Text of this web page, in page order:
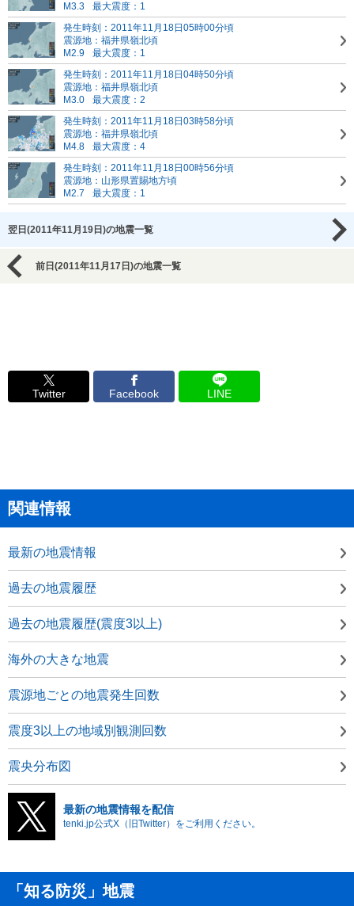
M3.3
最大震度：1
発生時刻：2011年11月18日05時00分頃
震源地：福井県嶺北頃
M2.9
最大震度：1
発生時刻：2011年11月18日04時50分頃
震源地：福井県嶺北頃
M3.0
最大震度：2
発生時刻：2011年11月18日03時58分頃
震源地：福井県嶺北頃
M4.8
最大震度：4
発生時刻：2011年11月18日00時56分頃
震源地：山形県置賜地方頃
M2.7
最大震度：1
翌日(2011年11月19日)の地震一覧
前日(2011年11月17日)の地震一覧
Twitter Facebook LINE
関連情報
最新の地震情報
過去の地震履歴
過去の地震履歴(震度3以上)
海外の大きな地震
震源地ごとの地震発生回数
震度3以上の地域別観測回数
震央分布図
最新の地震情報を配信
tenki.jp公式X（旧Twitter）をご利用ください。
「知る防災」地震